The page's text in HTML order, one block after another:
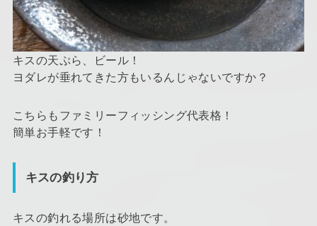
キスの天ぷら、ビール！
ヨダレが垂れてきた方もいるんじゃないですか？
こちらもファミリーフィッシング代表格！
簡単お手軽です！
キスの釣り方
キスの釣れる場所は砂地です。